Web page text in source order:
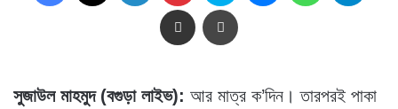
Share via Email
সুজাউল মাহমুদ (বগুড়া লাইভ): আর মাত্র ক’দিন। তারপরই পাকা